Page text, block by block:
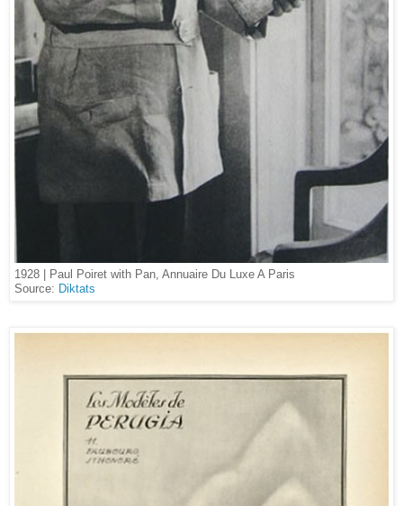
1928 | Paul Poiret with Pan, Annuaire Du Luxe A Paris
Source: Diktats